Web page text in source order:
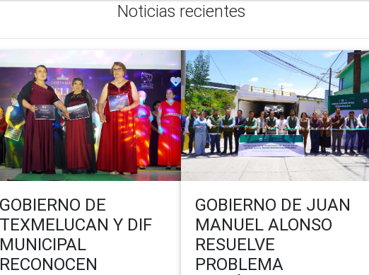
Noticias recientes
GOBIERNO DE
TEXMELUCAN Y DIF
MUNICIPAL
RECONOCEN
GOBIERNO DE JUAN
MANUEL ALONSO
RESUELVE
PROBLEMA